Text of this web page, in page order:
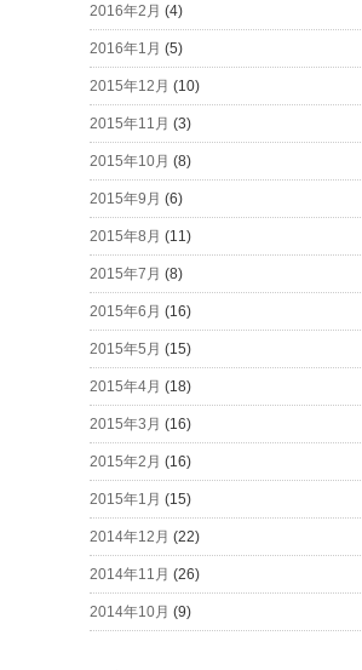
2016年2月 (4)
2016年1月 (5)
2015年12月 (10)
2015年11月 (3)
2015年10月 (8)
2015年9月 (6)
2015年8月 (11)
2015年7月 (8)
2015年6月 (16)
2015年5月 (15)
2015年4月 (18)
2015年3月 (16)
2015年2月 (16)
2015年1月 (15)
2014年12月 (22)
2014年11月 (26)
2014年10月 (9)